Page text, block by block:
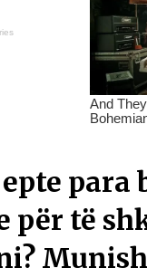
para
për të